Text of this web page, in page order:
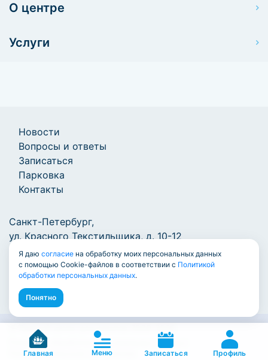
О центре
Услуги
Новости
Вопросы и ответы
Записаться
Парковка
Контакты
Санкт-Петербург,
ул. Красного Текстильщика, д. 10-12
+7 (812) 777-1000/info@7771000.ru
© Единый центр документов 2009-2026
Политика обработки персональных данных
Пользовательское соглашение
Главная Меню Записаться Профиль
Я даю согласие на обработку моих персональных данных
с помощью Cookie-файлов в соответствии с Политикой
обработки персональных данных.
Понятно